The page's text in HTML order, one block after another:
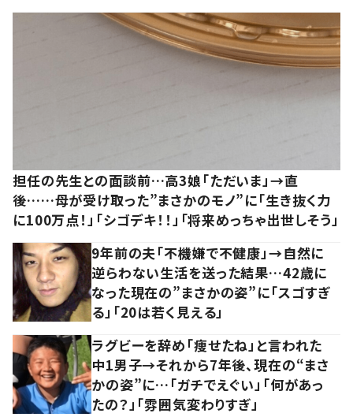
担任の先生との面談前…高3娘「ただいま」→直
後……母が受け取った”まさかのモノ”に「生き抜く力
に100万点！」「シゴデキ！！」「将来めっちゃ出世しそう」
9年前の夫「不機嫌で不健康」→自然に
逆らわない生活を送った結果…42歳に
なった現在の”まさかの姿”に「スゴすぎ
る」「20は若く見える」
ラグビーを辞め「痩せたね」と言われた
中1男子→それから7年後、現在の“まさ
かの姿”に…「ガチでえぐい」「何があっ
たの？」「雰囲気変わりすぎ」